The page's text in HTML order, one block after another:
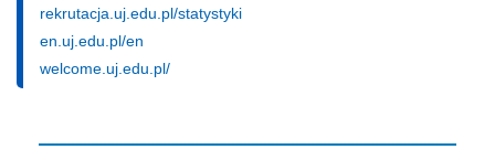
rekrutacja.uj.edu.pl/statystyki
en.uj.edu.pl/en
welcome.uj.edu.pl/